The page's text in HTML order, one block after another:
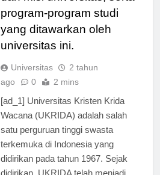
dan misi universitas, serta
program-program studi
yang ditawarkan oleh
Universitas
2 tahun
[ad_1] Universitas Kristen Krida
Wacana (UKRIDA) adalah salah
satu perguruan tinggi swasta
terkemuka di Indonesia yang
didirikan pada tahun 1967. Sejak